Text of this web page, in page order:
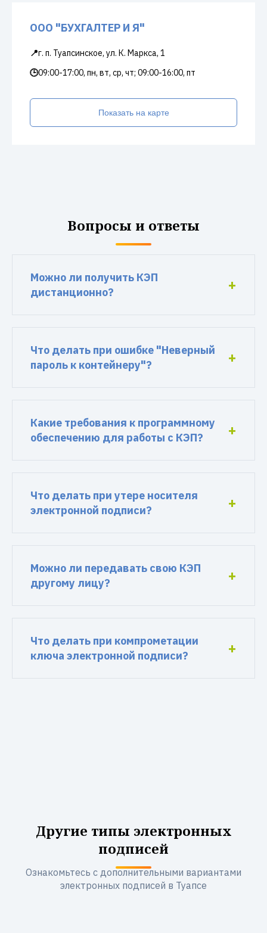
ООО "БУХГАЛТЕР И Я"
📍г. п. Туапсинское, ул. К. Маркса, 1
🕒09:00-17:00, пн, вт, ср, чт; 09:00-16:00, пт
Показать на карте
Вопросы и ответы
Можно ли получить КЭП
дистанционно?
Что делать при ошибке "Неверный
пароль к контейнеру"?
Какие требования к программному
обеспечению для работы с КЭП?
Что делать при утере носителя
электронной подписи?
Можно ли передавать свою КЭП
другому лицу?
Что делать при компрометации
ключа электронной подписи?
Другие типы электронных
подписей
Ознакомьтесь с дополнительными вариантами
электронных подписей в Туапсе